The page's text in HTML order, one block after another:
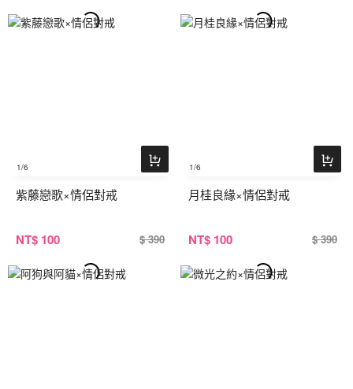
1/6
紫藤戀歌×情侶對戒
NT$ 100 $ 390
1/6
月桂良緣×情侶對戒
NT$ 100 $ 390